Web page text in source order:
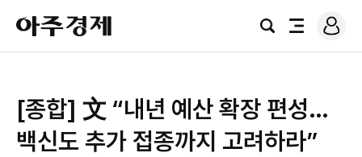
아
주
경
검
전
로
그
​[종합] 文 “내년 예산 확장 편성…
백신도 추가 접종까지 고려하라”